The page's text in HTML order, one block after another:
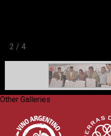
2 / 4
Other Galleries